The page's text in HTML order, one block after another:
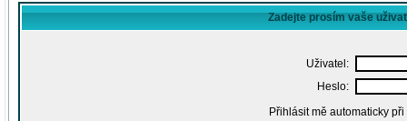
Zadejte prosím vaše
Uživatel:
Heslo:
Přihlásit mě automaticky